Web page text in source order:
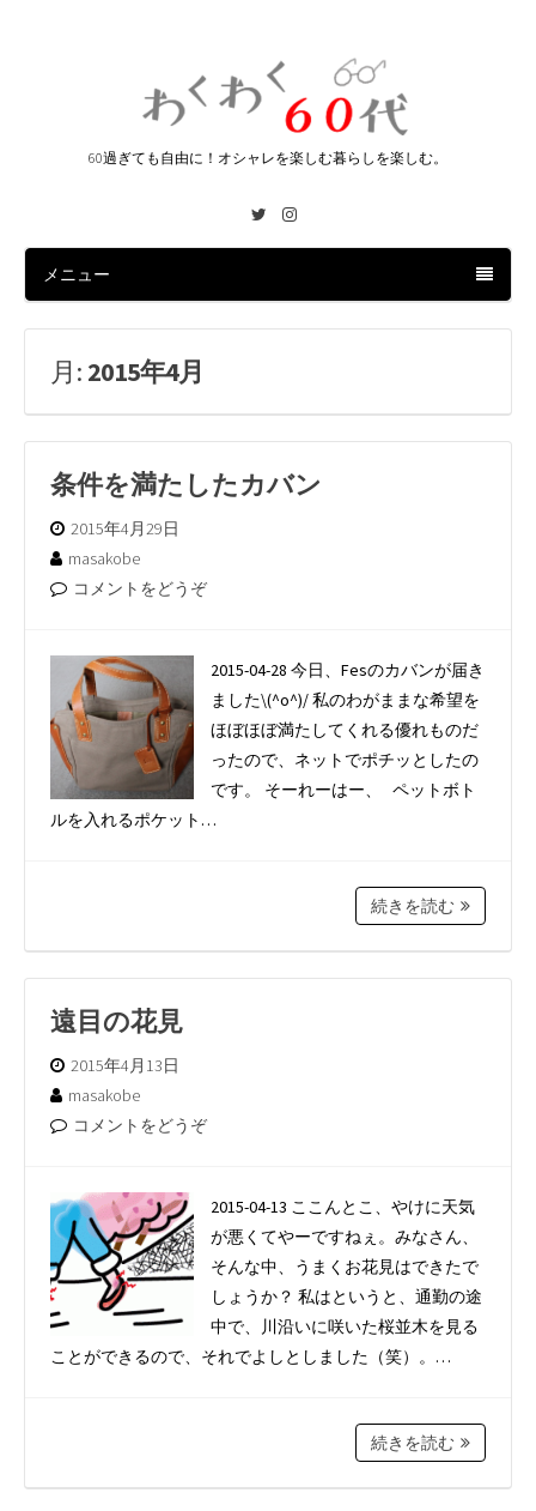
60過ぎても自由に！オシャレを楽しむ暮らしを楽しむ。
TwitterInstagram
メニュー
月: 2015年4月
条件を満たしたカバン
2015年4月29日
masakobe
コメントをどうぞ
2015-04-28 今日、Fesのカバンが届き
ました\(^o^)/ 私のわがままな希望を
ほぼほぼ満たしてくれる優れものだ
ったので、ネットでポチッとしたの
です。 そーれーはー、 ペットボト
ルを入れるポケット…
続きを読む
遠目の花見
2015年4月13日
masakobe
コメントをどうぞ
2015-04-13 ここんとこ、やけに天気
が悪くてやーですねぇ。みなさん、
そんな中、うまくお花見はできたで
しょうか？ 私はというと、通勤の途
中で、川沿いに咲いた桜並木を見る
ことができるので、それでよしとしました（笑）。…
続きを読む